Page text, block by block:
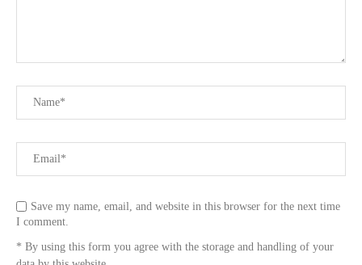
Save my name, email, and website in this browser for the next time
I comment.
* By using this form you agree with the storage and handling of your